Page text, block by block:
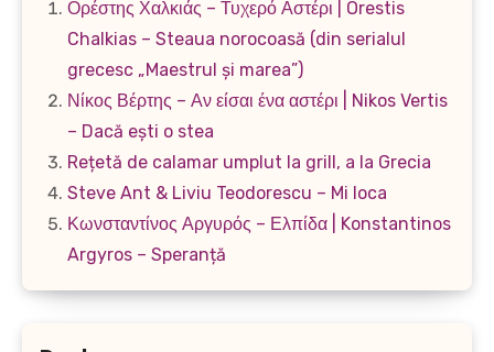
Ορέστης Χαλκιάς – Τυχερό Αστέρι | Orestis
Chalkias – Steaua norocoasă (din serialul
grecesc „Maestrul și marea”)
Νίκος Βέρτης – Αν είσαι ένα αστέρι | Nikos Vertis
– Dacă ești o stea
Rețetă de calamar umplut la grill, a la Grecia
Steve Ant & Liviu Teodorescu – Mi loca
Κωνσταντίνος Αργυρός – Ελπίδα | Konstantinos
Argyros – Speranță